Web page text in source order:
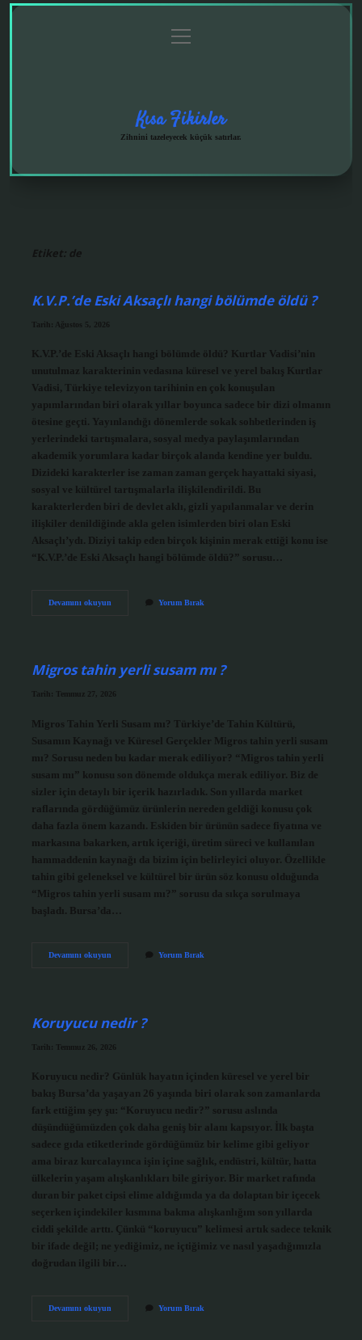
menüyü
aç
Kısa Fikirler
Zihnini tazeleyecek küçük satırlar.
Etiket: de
K.V.P.’de Eski Aksaçlı hangi bölümde öldü ?
Tarih: Ağustos 5, 2026
K.V.P.’de Eski Aksaçlı hangi bölümde öldü? Kurtlar Vadisi’nin
unutulmaz karakterinin vedasına küresel ve yerel bakış Kurtlar
Vadisi, Türkiye televizyon tarihinin en çok konuşulan
yapımlarından biri olarak yıllar boyunca sadece bir dizi olmanın
ötesine geçti. Yayınlandığı dönemlerde sokak sohbetlerinden iş
yerlerindeki tartışmalara, sosyal medya paylaşımlarından
akademik yorumlara kadar birçok alanda kendine yer buldu.
Dizideki karakterler ise zaman zaman gerçek hayattaki siyasi,
sosyal ve kültürel tartışmalarla ilişkilendirildi. Bu
karakterlerden biri de devlet aklı, gizli yapılanmalar ve derin
ilişkiler denildiğinde akla gelen isimlerden biri olan Eski
Aksaçlı’ydı. Diziyi takip eden birçok kişinin merak ettiği konu ise
“K.V.P.’de Eski Aksaçlı hangi bölümde öldü?” sorusu…
Devamını okuyunK.V.P.’de
?
Yorum Bırak
Migros tahin yerli susam mı ?
Tarih: Temmuz 27, 2026
Migros Tahin Yerli Susam mı? Türkiye’de Tahin Kültürü,
Susamın Kaynağı ve Küresel Gerçekler Migros tahin yerli susam
mı? Sorusu neden bu kadar merak ediliyor? “Migros tahin yerli
susam mı” konusu son dönemde oldukça merak ediliyor. Biz de
sizler için detaylı bir içerik hazırladık. Son yıllarda market
raflarında gördüğümüz ürünlerin nereden geldiği konusu çok
daha fazla önem kazandı. Eskiden bir ürünün sadece fiyatına ve
markasına bakarken, artık içeriği, üretim süreci ve kullanılan
hammaddenin kaynağı da bizim için belirleyici oluyor. Özellikle
tahin gibi geleneksel ve kültürel bir ürün söz konusu olduğunda
“Migros tahin yerli susam mı?” sorusu da sıkça sorulmaya
başladı. Bursa’da…
Devamını okuyunMigros
Yorum Bırak
Koruyucu nedir ?
Tarih: Temmuz 26, 2026
Koruyucu nedir? Günlük hayatın içinden küresel ve yerel bir
bakış Bursa’da yaşayan 26 yaşında biri olarak son zamanlarda
fark ettiğim şey şu: “Koruyucu nedir?” sorusu aslında
düşündüğümüzden çok daha geniş bir alanı kapsıyor. İlk başta
sadece gıda etiketlerinde gördüğümüz bir kelime gibi geliyor
ama biraz kurcalayınca işin içine sağlık, endüstri, kültür, hatta
ülkelerin yaşam alışkanlıkları bile giriyor. Bir market rafında
duran bir paket cipsi elime aldığımda ya da dolaptan bir içecek
seçerken içindekiler kısmına bakma alışkanlığım son yıllarda
ciddi şekilde arttı. Çünkü “koruyucu” kelimesi artık sadece teknik
bir ifade değil; ne yediğimiz, ne içtiğimiz ve nasıl yaşadığımızla
doğrudan ilgili bir…
Devamını okuyunKoruyucu
Yorum Bırak